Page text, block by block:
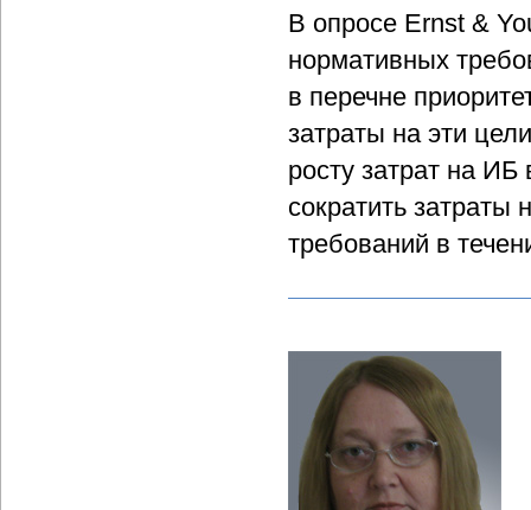
В опросе Ernst &
нормативных
в перечне
затраты на эти
росту затрат на
сократить
требований в